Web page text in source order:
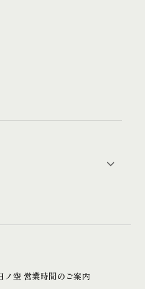
ノ空 営業時間のご案内